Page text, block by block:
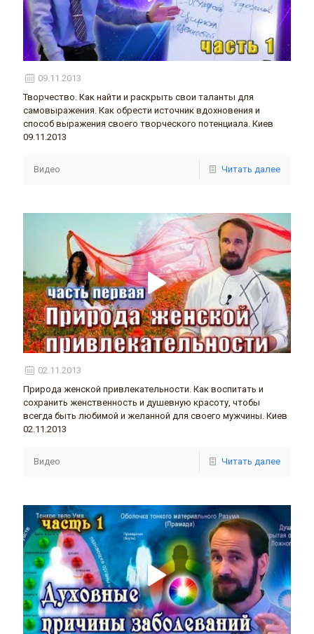
09.11.2013
Творчество. Как найти и раскрыть свои таланты для
самовыражения. Как обрести источник вдохновения и
способ выражения своего творческого потенциала. Киев
09.11.2013
Видео Читать далее
02.11.2013
Природа женской привлекательности. Как воспитать и
сохранить женственность и душевную красоту, чтобы
всегда быть любимой и желанной для своего мужчины. Киев
02.11.2013
Видео Читать далее